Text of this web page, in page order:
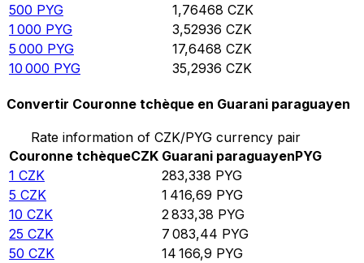
500 PYG 1,76468 CZK
1 000 PYG 3,52936 CZK
5 000 PYG 17,6468 CZK
10 000 PYG 35,2936 CZK
Convertir Couronne tchèque en Guarani paraguayen
Rate information of CZK/PYG currency pair
Couronne tchèqueCZK Guarani paraguayenPYG
1 CZK 283,338 PYG
5 CZK 1 416,69 PYG
10 CZK 2 833,38 PYG
25 CZK 7 083,44 PYG
50 CZK 14 166,9 PYG